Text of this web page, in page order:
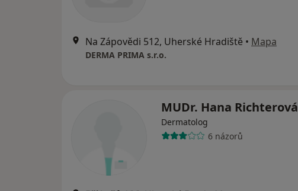
Na Zápovědi 512, Uherské Hradiště • Mapa
DERMA PRIMA s.r.o.
MUDr. Hana Richterová
Dermatolog
6 názorů